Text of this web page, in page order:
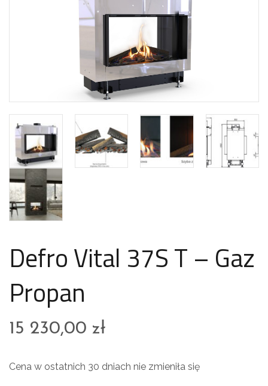
Defro Vital 37S T – Gaz
Propan
15 230,00 zł
Cena w ostatnich 30 dniach nie zmieniła się